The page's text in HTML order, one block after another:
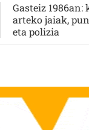
Gasteiz 1986an:
arteko jaiak,
eta polizia